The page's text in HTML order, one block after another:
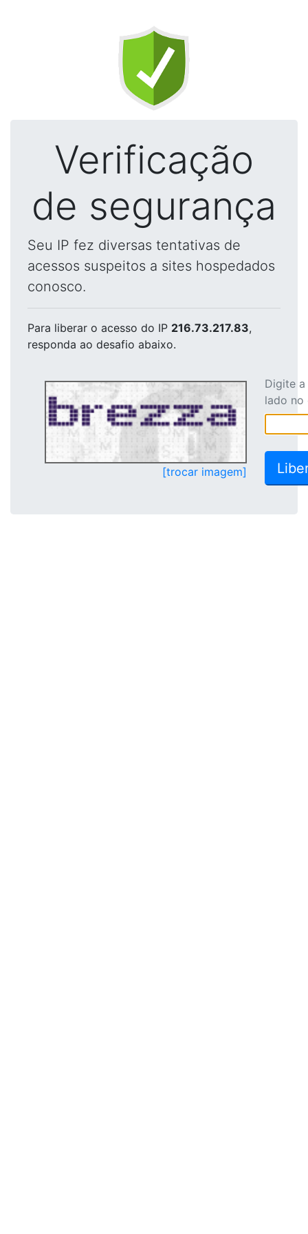
Verificação
de segurança
Seu IP fez diversas tentativas de
acessos suspeitos a sites hospedados
conosco.
Para liberar o acesso do IP 216.73.217.83,
responda ao desafio abaixo.
[trocar imagem]
Digite
lado no